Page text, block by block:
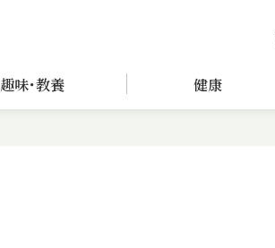
趣味･教養 健康